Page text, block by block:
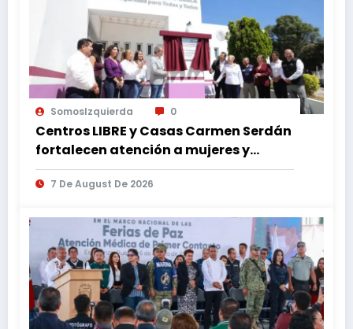
SomosIzquierda 0
Centros LIBRE y Casas Carmen Serdán
fortalecen atención a mujeres y
reducen feminicidio en Puebla
7 De August De 2026